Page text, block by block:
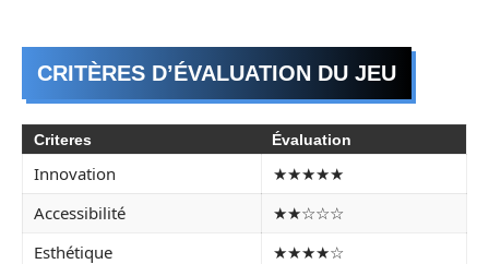
CRITÈRES D’ÉVALUATION DU JEU
Criteres Évaluation
Innovation
★★★★★
Accessibilité
★★☆☆☆
Esthétique
★★★★☆